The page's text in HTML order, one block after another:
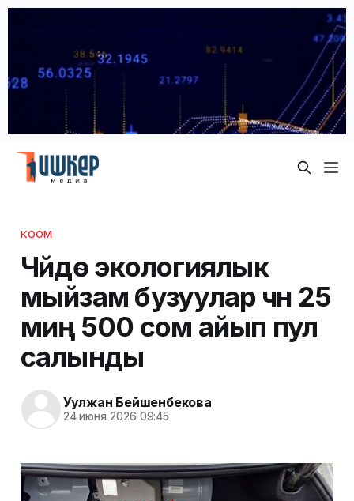
КООМ
Чүйдө экологиялык
мыйзам бузуулар үчүн 25
миң 500 сом айып пул
салынды
Уулжан Бейшенбекова
24 июня 2026 09:45